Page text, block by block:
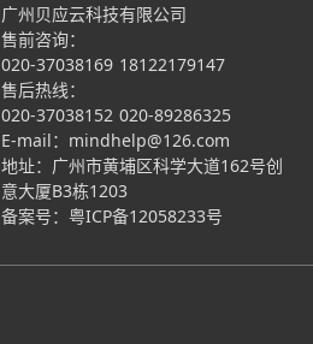
广州贝应云科技有限公司
售前咨询：
020-37038169 18122179147
售后热线：
020-37038152 020-89286325
E-mail：mindhelp@126.com
地址：广州市黄埔区科学大道162号创
意大厦B3栋1203
备案号： 粤ICP备12058233号